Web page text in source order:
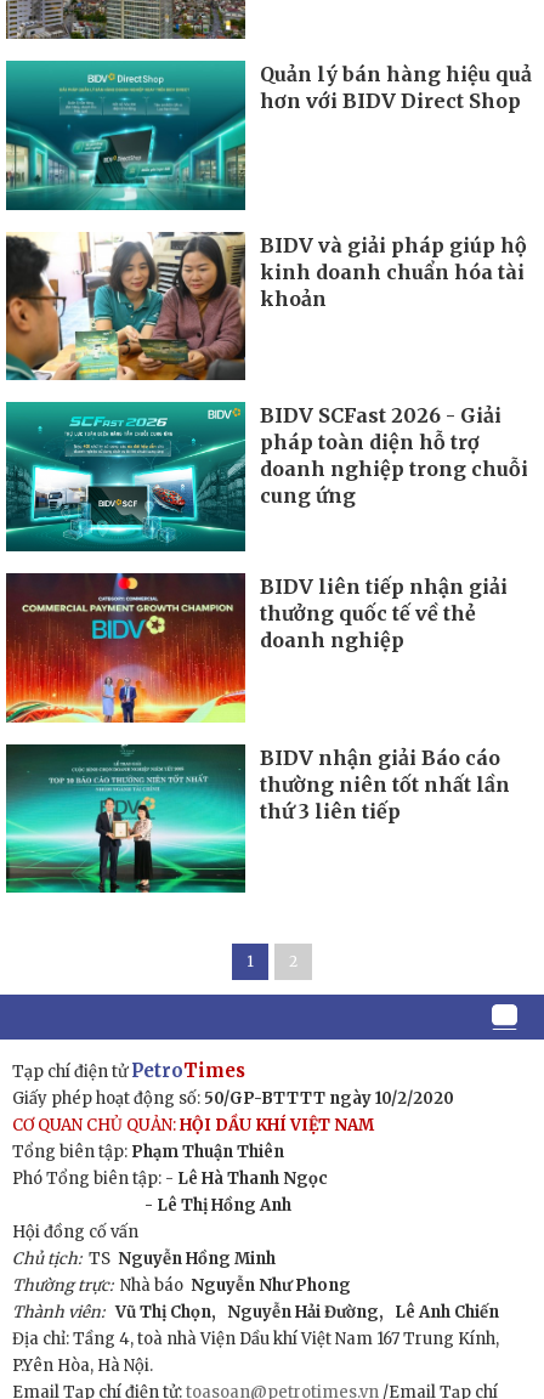
Quản lý bán hàng hiệu quả
hơn với BIDV Direct Shop
BIDV và giải pháp giúp hộ
kinh doanh chuẩn hóa tài
khoản
BIDV SCFast 2026 - Giải
pháp toàn diện hỗ trợ
doanh nghiệp trong chuỗi
cung ứng
BIDV liên tiếp nhận giải
thưởng quốc tế về thẻ
doanh nghiệp
BIDV nhận giải Báo cáo
thường niên tốt nhất lần
thứ 3 liên tiếp
1 2
Tạp chí điện tửPetroTimes
Giấy phép hoạt động số: 50/GP-BTTTT ngày 10/2/2020
CƠ QUAN CHỦ QUẢN:HỘI DẦU KHÍ VIỆT NAM
Tổng biên tập: Phạm Thuận Thiên
Phó Tổng biên tập: - Lê Hà Thanh Ngọc
- Lê Thị Hồng Anh
Hội đồng cố vấn
Chủ tịch:TS Nguyễn Hồng Minh
Thường trực: Nhà báo Nguyễn Như Phong
Thành viên: Vũ Thị Chọn, Nguyễn Hải Đường,
Lê Anh Chiến
Địa chỉ: Tầng 4, toà nhà Viện Dầu khí Việt Nam 167 Trung Kính,
P.Yên Hòa, Hà Nội.
Email Tạp chí điện tử:toasoan@petrotimes.vn /Email Tạp chí